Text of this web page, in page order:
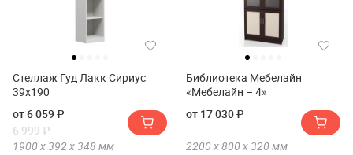
Стеллаж Гуд Лакк Сириус
39х190
от 6 059 ₽
6 999 ₽
1900 х392 х348мм
Библиотека Мебелайн
«Мебелайн – 4»
от 17 030 ₽
2200 х800 х320 мм